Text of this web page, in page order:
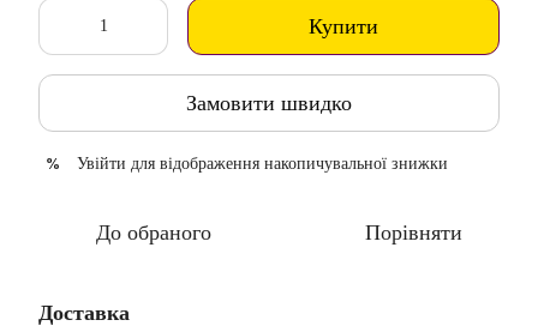
Купити
Замовити швидко
% Увійти для відображення накопичувальної знижки
До обраного Порівняти
Доставка